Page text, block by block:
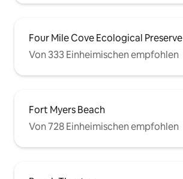
Four Mile Cove Ecological Preserve
Von 333 Einheimischen empfohlen
Fort Myers Beach
Von 728 Einheimischen empfohlen